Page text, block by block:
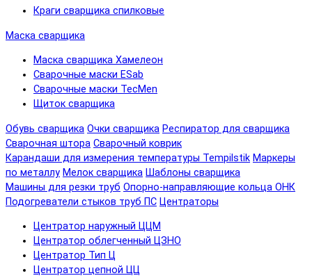
Краги сварщика спилковые
Маска сварщика
Маска сварщика Хамелеон
Сварочные маски ESab
Сварочные маски TecMen
Щиток сварщика
Обувь сварщика Очки сварщика Респиратор для сварщика
Сварочная штора Сварочный коврик
Карандаши для измерения температуры Tempilstik Маркеры
по металлу Мелок сварщика Шаблоны сварщика
Машины для резки труб Опорно-направляющие кольца ОНК
Подогреватели стыков труб ПС Центраторы
Центратор наружный ЦЦМ
Центратор облегченный ЦЗНО
Центратор Тип Ц
Центратор цепной ЦЦ